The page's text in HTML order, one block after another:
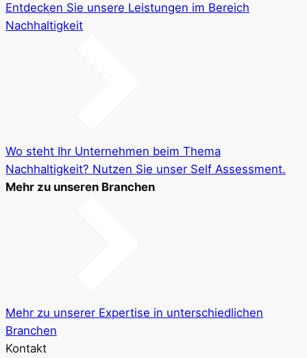
Entdecken Sie unsere Leistungen im Bereich
Nachhaltigkeit
Wo steht Ihr Unternehmen beim Thema
Nachhaltigkeit? Nutzen Sie unser Self Assessment.
Mehr zu unseren Branchen
Mehr zu unserer Expertise in unterschiedlichen
Branchen
Kontakt